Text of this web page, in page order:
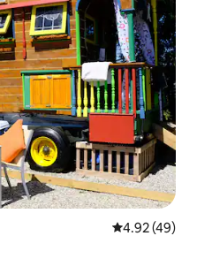
Calificación
4.92 (49)